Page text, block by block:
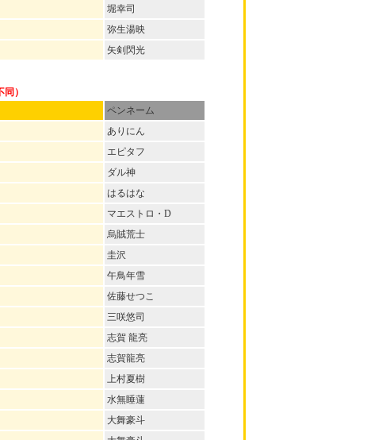
堀幸司
弥生湯映
矢剣閃光
）
ペンネーム
ありにん
エピタフ
ダル神
はるはな
マエストロ・D
烏賊荒士
圭沢
午鳥年雪
佐藤せつこ
三咲悠司
志賀 龍亮
志賀龍亮
上村夏樹
水無睡蓮
大舞豪斗